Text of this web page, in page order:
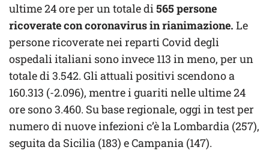
ultime 24 ore per un totale di565 persone
ricoverate con coronavirus in rianimazione. Le
persone ricoverate nei reparti Covid degli
ospedali italiani sono invece 113 in meno, per un
totale di 3.542. Gli attuali positivi scendono a
160.313 (-2.096), mentre i guariti nelle ultime 24
ore sono 3.460. Su base regionale, oggi in test per
numero di nuove infezioni c’è la Lombardia (257),
seguita da Sicilia (183) e Campania (147).